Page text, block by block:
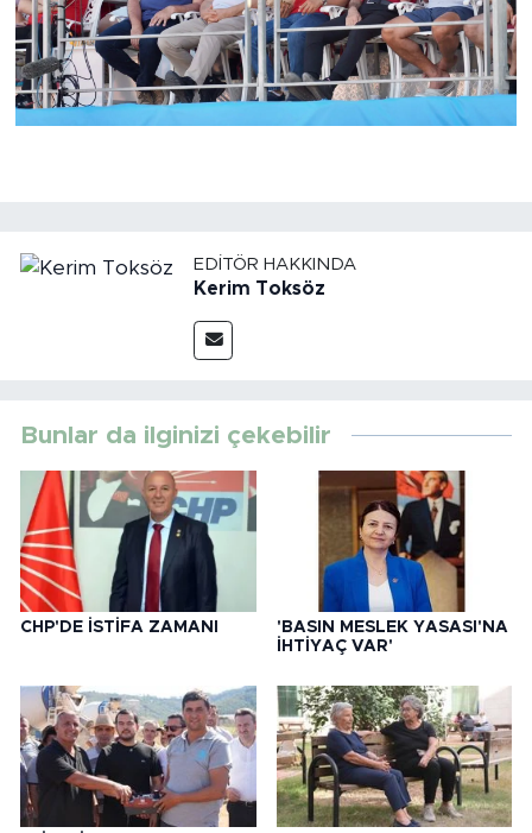
EDITÖR HAKKINDA
Kerim Toksöz
Bunlar da ilginizi çekebilir
CHP'DE İSTİFA ZAMANI
'BASIN MESLEK YASASI'NA
İHTİYAÇ VAR'